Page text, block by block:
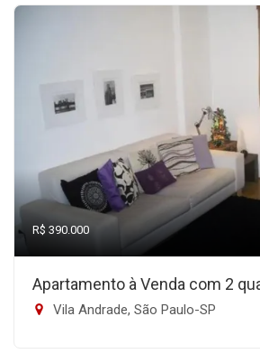
R$ 390.000
Apartamento à Venda com 2
Vila Andrade, São Paulo-SP